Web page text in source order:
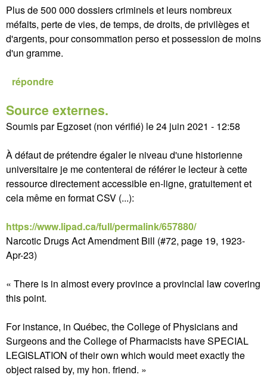
Plus de 500 000 dossiers criminels et leurs nombreux
méfaits, perte de vies, de temps, de droits, de privilèges et
d'argents, pour consommation perso et possession de moins
d'un gramme.
répondre
Source externes.
Soumis parEgzoset (non vérifié) le24 juin 2021 - 12:58
À défaut de prétendre égaler le niveau d'une historienne
universitaire je me contenterai de référer le lecteur à cette
ressource directement accessible en-ligne, gratuitement et
cela même en format CSV (...):
https://www.lipad.ca/full/permalink/657880/
Narcotic Drugs Act Amendment Bill (#72, page 19, 1923-
Apr-23)
« There is in almost every province a provincial law covering
this point.
For instance, in Québec, the College of Physicians and
Surgeons and the College of Pharmacists have SPECIAL
LEGISLATION of their own which would meet exactly the
object raised by, my hon. friend. »